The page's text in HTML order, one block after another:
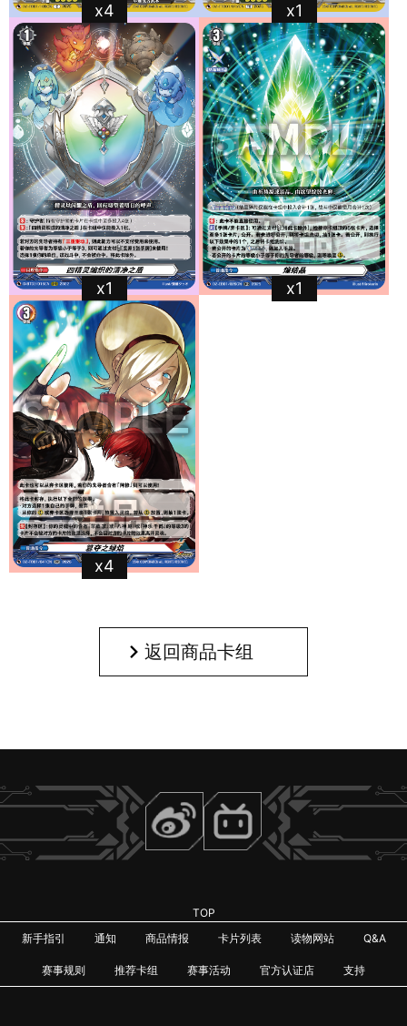
x4 x1
x1 x1
x4
返回商品卡组
TOP
新手指引
通知 商品情报 卡片列表 读物网站 Q&A
赛事规则 推荐卡组 赛事活动 官方认证店 支持